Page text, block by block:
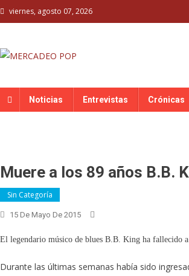
Skip
to
viernes, agosto 07, 2026
Noticias Entrevistas Crónicas
Muere a los 89 años B.B.
Sin Categoría
15 De Mayo De 2015
El legendario músico de blues B.B. King ha fallecido a
Durante las últimas semanas había sido